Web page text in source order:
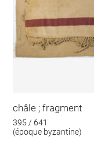
châle ; fragment
395 / 641
(époque byzantine)